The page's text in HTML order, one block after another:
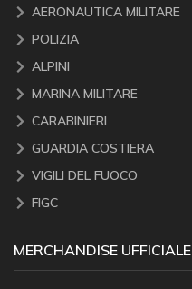
AERONAUTICA MILITARE
POLIZIA
ALPINI
MARINA MILITARE
CARABINIERI
GUARDIA COSTIERA
VIGILI DEL FUOCO
FIGC
MERCHANDISE UFFICIALE